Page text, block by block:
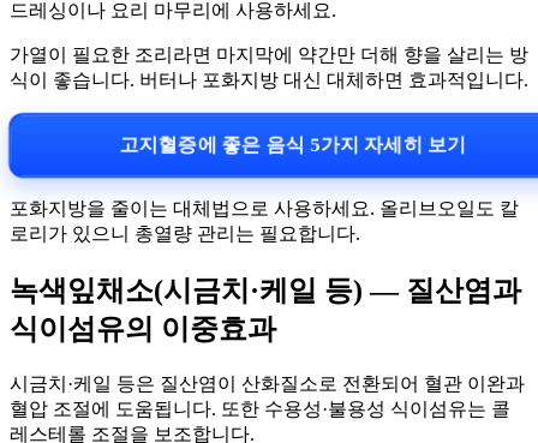
드레싱이나 요리 마무리에 사용하세요.
가열이 필요한 조리라면 마지막에 약간만 더해 향을 살리는 방
식이 좋습니다. 버터나 포화지방 대신 대체하면 효과적입니다.
고지혈증에 좋은 음식 5가지 자세히 보기
포화지방을 줄이는 대체법으로 사용하세요. 올리브오일도 칼
로리가 있으니 총열량 관리는 필요합니다.
녹색잎채소(시금치·케일 등) — 질산염과
식이섬유의 이중효과
시금치·케일 등은 질산염이 산화질소로 전환되어 혈관 이완과
혈압 조절에 도움됩니다. 또한 수용성·불용성 식이섬유는 콜
레스테롤 조절을 보조합니다.